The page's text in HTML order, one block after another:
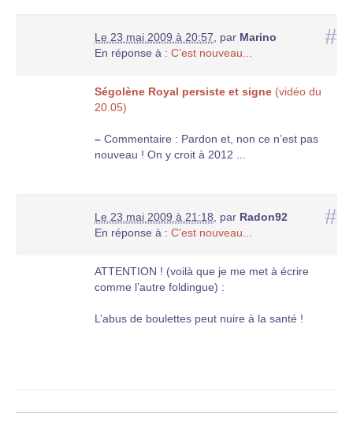
#
Le 23 mai 2009 à 20:57 par Marino
En réponse à : C’est nouveau...
Ségolène Royal persiste et signe (vidéo du
20.05)
– Commentaire : Pardon et, non ce n’est pas
nouveau ! On y croit à 2012 ...
#
Le 23 mai 2009 à 21:18 par Radon92
En réponse à : C’est nouveau...
ATTENTION ! (voilà que je me met à écrire
comme l’autre foldingue) :
L’abus de boulettes peut nuire à la santé !